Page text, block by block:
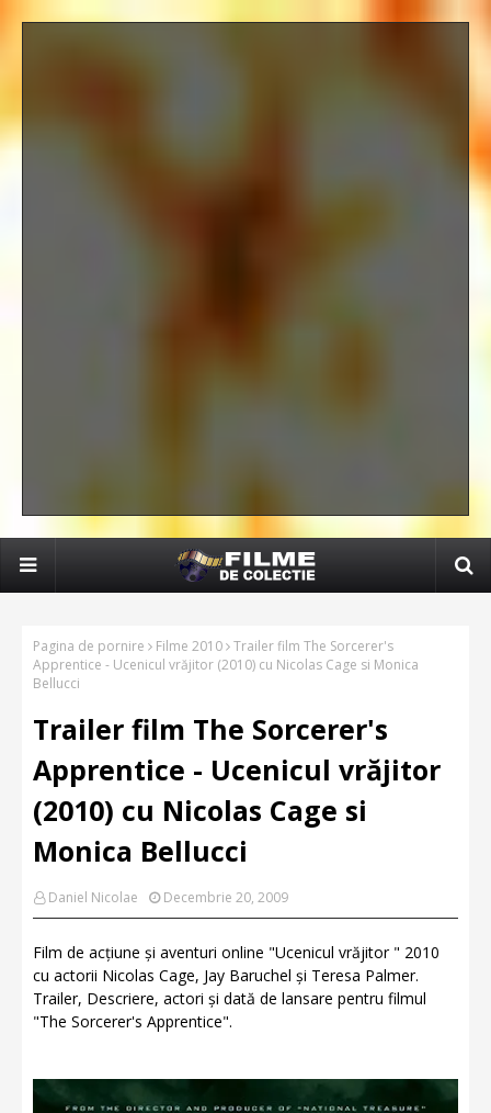
Pagina de pornire Filme 2010 Trailer film The Sorcerer's
Apprentice - Ucenicul vrăjitor (2010) cu Nicolas Cage si Monica
Bellucci
Trailer film The Sorcerer's
Apprentice - Ucenicul vrăjitor
(2010) cu Nicolas Cage si
Monica Bellucci
Daniel Nicolae Decembrie 20, 2009
Film de acțiune și aventuri online "Ucenicul vrăjitor " 2010
cu actorii Nicolas Cage, Jay Baruchel și Teresa Palmer.
Trailer, Descriere, actori și dată de lansare pentru filmul
"The Sorcerer's Apprentice".